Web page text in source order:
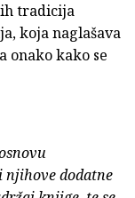
tradicija
koja naglašava
onako kako se
dodatne